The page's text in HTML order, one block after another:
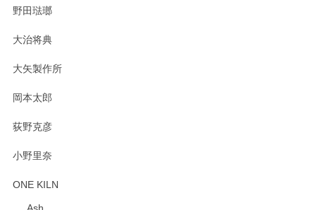
野田琺瑯
大治将典
大矢製作所
岡本太郎
荻野克彦
小野里奈
ONE KILN